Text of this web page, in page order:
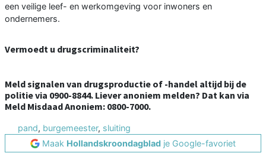
een veilige leef- en werkomgeving voor inwoners en
ondernemers.
Vermoedt u drugscriminaliteit?
Meld signalen van drugsproductie of -handel altijd bij de
politie via 0900-8844. Liever anoniem melden? Dat kan via
Meld Misdaad Anoniem: 0800-7000.
pand, burgemeester, sluiting
Maak Hollandskroondagblad je Google-favoriet